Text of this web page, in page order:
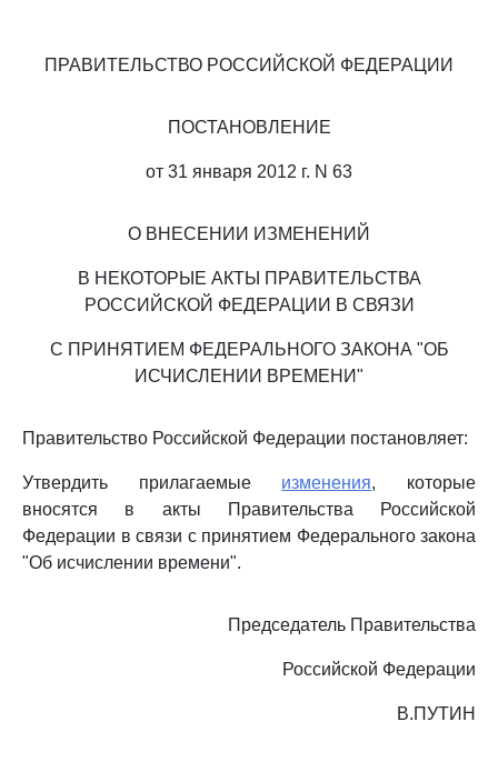
ПРАВИТЕЛЬСТВО РОССИЙСКОЙ ФЕДЕРАЦИИ
ПОСТАНОВЛЕНИЕ
от 31 января 2012 г. N 63
О ВНЕСЕНИИ ИЗМЕНЕНИЙ
В НЕКОТОРЫЕ АКТЫ ПРАВИТЕЛЬСТВА
РОССИЙСКОЙ ФЕДЕРАЦИИ В СВЯЗИ
С ПРИНЯТИЕМ ФЕДЕРАЛЬНОГО ЗАКОНА "ОБ
ИСЧИСЛЕНИИ ВРЕМЕНИ"
Правительство Российской Федерации постановляет:
Утвердить прилагаемые изменения, которые
вносятся в акты Правительства Российской
Федерации в связи с принятием Федерального закона
"Об исчислении времени".
Председатель Правительства
Российской Федерации
В.ПУТИН